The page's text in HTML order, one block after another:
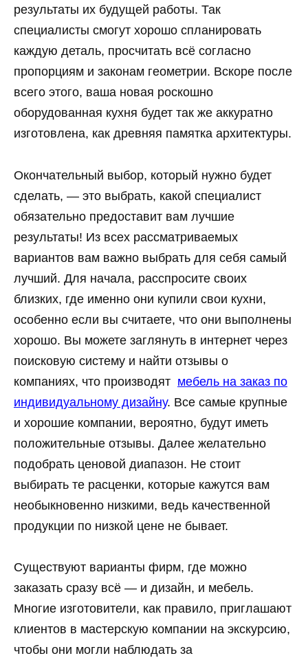
результаты их будущей работы. Так
специалисты смогут хорошо спланировать
каждую деталь, просчитать всё согласно
пропорциям и законам геометрии. Вскоре после
всего этого, ваша новая роскошно
оборудованная кухня будет так же аккуратно
изготовлена, как древняя памятка архитектуры.
Окончательный выбор, который нужно будет
сделать, — это выбрать, какой специалист
обязательно предоставит вам лучшие
результаты! Из всех рассматриваемых
вариантов вам важно выбрать для себя самый
лучший. Для начала, расспросите своих
близких, где именно они купили свои кухни,
особенно если вы считаете, что они выполнены
хорошо. Вы можете заглянуть в интернет через
поисковую систему и найти отзывы о
компаниях, что производят мебель на заказ по
индивидуальному дизайну. Все самые крупные
и хорошие компании, вероятно, будут иметь
положительные отзывы. Далее желательно
подобрать ценовой диапазон. Не стоит
выбирать те расценки, которые кажутся вам
необыкновенно низкими, ведь качественной
продукции по низкой цене не бывает.
Существуют варианты фирм, где можно
заказать сразу всё — и дизайн, и мебель.
Многие изготовители, как правило, приглашают
клиентов в мастерскую компании на экскурсию,
чтобы они могли наблюдать за